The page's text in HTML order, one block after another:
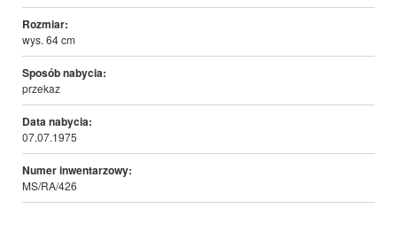
Rozmiar:
wys. 64 cm
Sposób nabycia:
przekaz
Data nabycia:
07.07.1975
Numer inwentarzowy:
MS/RA/426